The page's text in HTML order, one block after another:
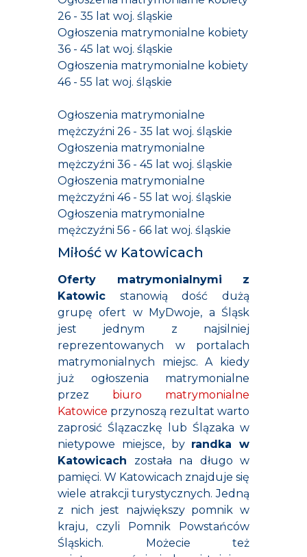
26 - 35 lat woj. śląskie
Ogłoszenia matrymonialne kobiety
36 - 45 lat woj. śląskie
Ogłoszenia matrymonialne kobiety
46 - 55 lat woj. śląskie
Ogłoszenia matrymonialne
mężczyźni 26 - 35 lat woj. śląskie
Ogłoszenia matrymonialne
mężczyźni 36 - 45 lat woj. śląskie
Ogłoszenia matrymonialne
mężczyźni 46 - 55 lat woj. śląskie
Ogłoszenia matrymonialne
mężczyźni 56 - 66 lat woj. śląskie
Miłość w Katowicach
Oferty matrymonialnymi z
Katowic stanowią dość dużą
grupę ofert w MyDwoje, a Śląsk
jest jednym z najsilniej
reprezentowanych w portalach
matrymonialnych miejsc. A kiedy
już ogłoszenia matrymonialne
przez biuro matrymonialne
Katowice przynoszą rezultat warto
zaprosić Ślązaczkę lub Ślązaka w
nietypowe miejsce, by randka w
Katowicach została na długo w
pamięci. W Katowicach znajduje się
wiele atrakcji turystycznych. Jedną
z nich jest największy pomnik w
kraju, czyli Pomnik Powstańców
Śląskich. Możecie też